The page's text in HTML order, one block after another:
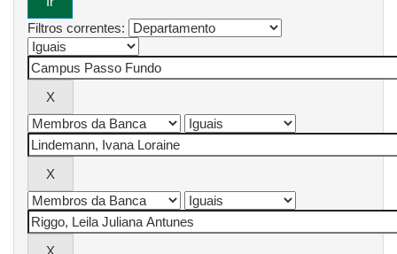
Filtros correntes: